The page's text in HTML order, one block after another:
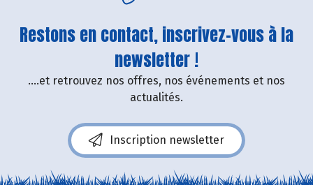
Restons en contact, inscrivez-vous à la
newsletter !
....et retrouvez nos offres, nos événements et nos
actualités.
Inscription newsletter